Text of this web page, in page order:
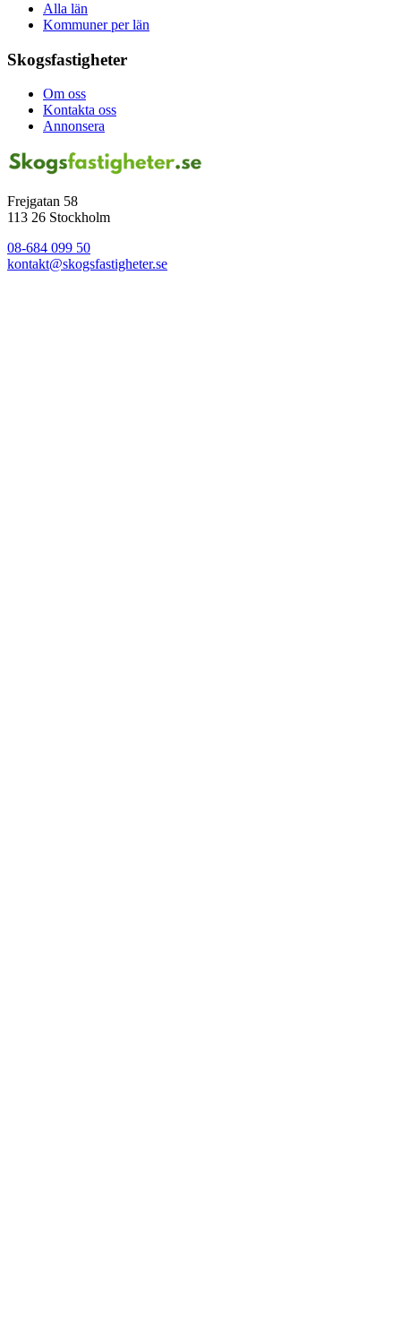
Alla län
Kommuner per län
Skogsfastigheter
Om oss
Kontakta oss
Annonsera
Frejgatan 58
113 26 Stockholm
08-684 099 50
kontakt@skogsfastigheter.se